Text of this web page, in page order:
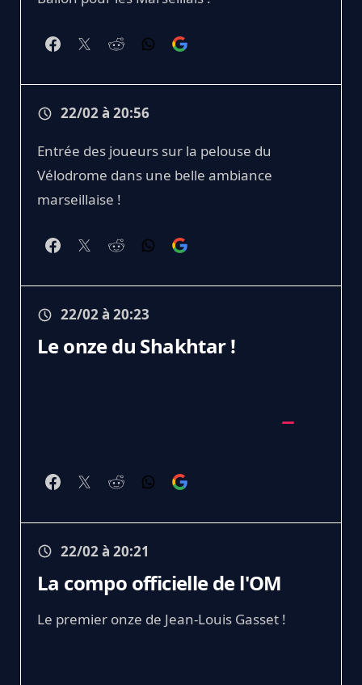
22/02 à 20:56
Entrée des joueurs sur la pelouse du
Vélodrome dans une belle ambiance
marseillaise !
22/02 à 20:23
Le onze du Shakhtar !
22/02 à 20:21
La compo officielle de l'OM
Le premier onze de Jean-Louis Gasset !